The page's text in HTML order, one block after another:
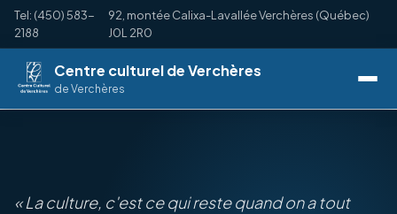
Tel: (450) 583-
2188
92, montée Calixa-Lavallée Verchères (Québec)
J0L 2R0
Centre culturel de Verchères
de Verchères
« La culture, c'est ce qui reste quand on a tout